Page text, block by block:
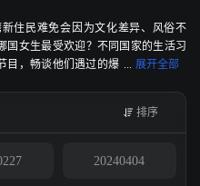
住民难免会因为文化差异、风俗不
国女生最受欢迎？不同国家的生活习
目，畅谈他们遇过的爆
排序
20240404